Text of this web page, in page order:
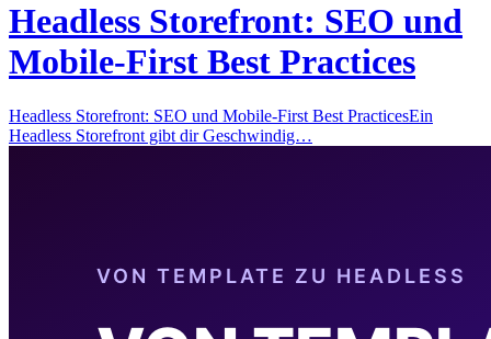
Headless Storefront: SEO und
Mobile-First Best Practices
Headless Storefront: SEO und Mobile-First Best PracticesEin
Headless Storefront gibt dir Geschwindig…